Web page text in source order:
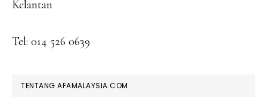
Kelantan
Tel: 014 526 0639
TENTANG AFAMALAYSIA.COM